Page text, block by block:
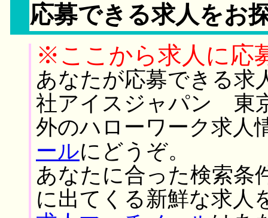
応募できる求人をお
※ここから求人に応
あなたが応募できる求
社アイスジャパン 東
外のハローワーク求人
ールにどうぞ。
あなたに合った検索条
に出てくる新鮮な求人